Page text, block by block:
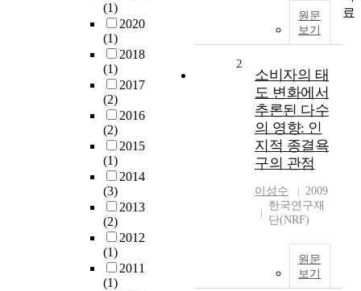
(1)
2020
(1)
2018
(1)
2017
(2)
2016
(2)
2015
(1)
2014
(3)
2013
(2)
2012
(1)
2011
(1)
원문
보기
2
소비자의 태
도 변화에서
추론된 다수
의 영향: 인
지적 종결욕
구의 관점
이성수
2009
한국연구재
단(NRF)
원문
보기
료